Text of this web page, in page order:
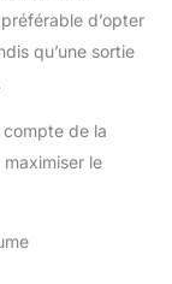
d’opter
qu’une sortie
compte de la
le